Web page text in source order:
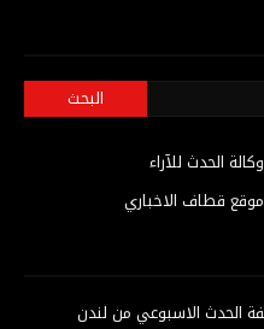
وكالة الحدث للآراء
موقع قطاف الاخباري